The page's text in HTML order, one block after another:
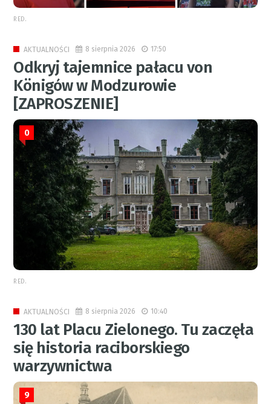
RED.
AKTUALNOŚCI 8 sierpnia 2026 17:50
Odkryj tajemnice pałacu von
Königów w Modzurowie
[ZAPROSZENIE]
0
RED.
AKTUALNOŚCI 8 sierpnia 2026 10:40
130 lat Placu Zielonego. Tu zaczęła
się historia raciborskiego
warzywnictwa
9